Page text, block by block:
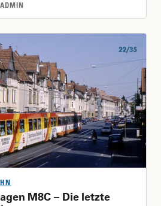
M8C – Die letzte